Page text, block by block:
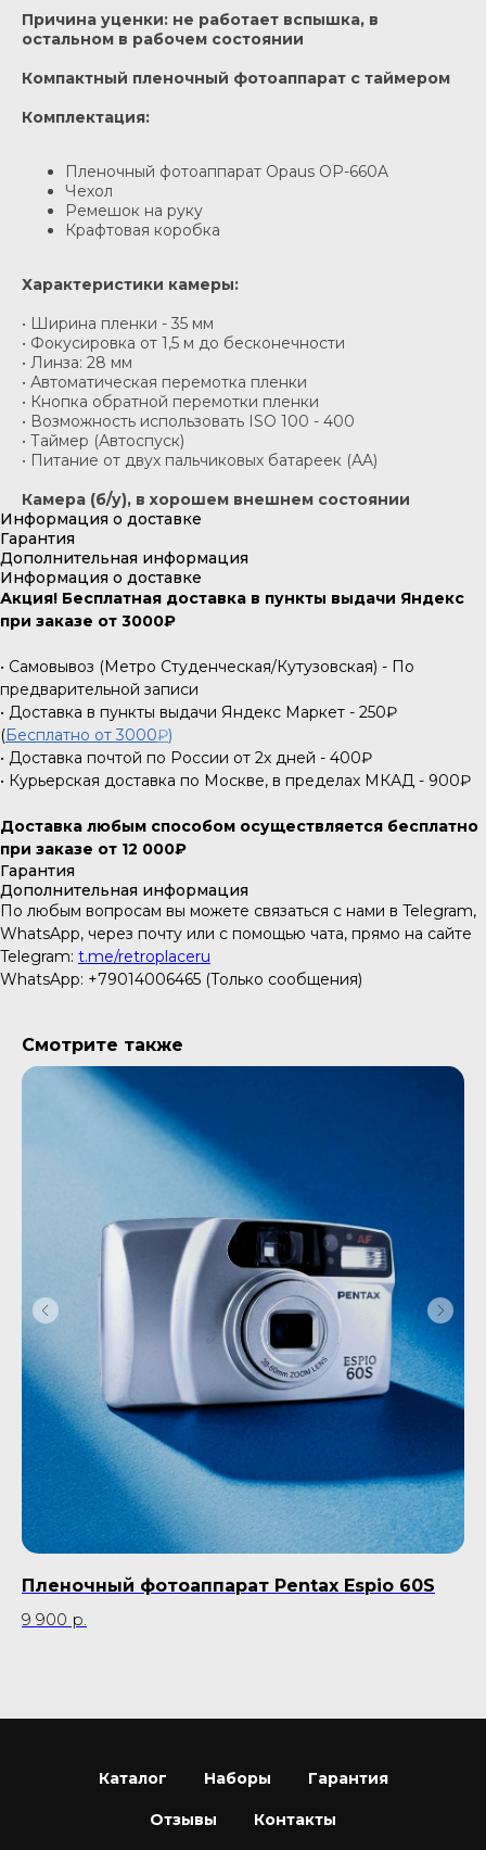
Причина уценки: не работает вспышка, в
остальном в рабочем состоянии
Компактный пленочный фотоаппарат с таймером
Комплектация:
Пленочный фотоаппарат Opaus OP-660A
Чехол
Ремешок на руку
Крафтовая коробка
Характеристики камеры:
• Ширина пленки - 35 мм
• Фокусировка от 1,5 м до бесконечности
• Линза: 28 мм
• Автоматическая перемотка пленки
• Кнопка обратной перемотки пленки
• Возможность использовать ISO 100 - 400
• Таймер (Автоспуск)
• Питание от двух пальчиковых батареек (АA)
Камера (б/у), в хорошем внешнем состоянии
Информация о доставке
Гарантия
Дополнительная информация
Информация о доставке
Акция! Бесплатная доставка в пункты выдачи Яндекс
при заказе от 3000₽
• Самовывоз (Метро Студенческая/Кутузовская) - По
предварительной записи
• Доставка в пункты выдачи Яндекс Маркет - 250₽
(Бесплатно от 3000₽)
• Доставка почтой по России от 2х дней - 400₽
• Курьерская доставка по Москве, в пределах МКАД - 900₽
Доставка любым способом осуществляется бесплатно
при заказе от 12 000₽
Гарантия
Дополнительная информация
По любым вопросам вы можете связаться с нами в Telegram,
WhatsApp, через почту или с помощью чата, прямо на сайте
Telegram: t.me/retroplaceru
WhatsApp: +79014006465 (Только сообщения)
Смотрите также
Пленочный фотоаппарат Pentax Espio 60S
9 900 р.
Каталог Наборы Гарантия
Отзывы Контакты